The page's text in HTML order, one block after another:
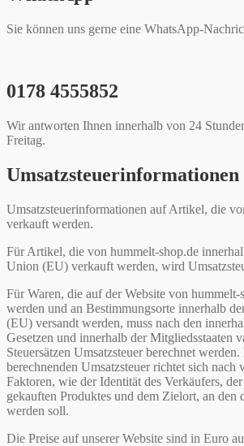
Sie können uns gerne eine WhatsApp-
0178 4555852
Wir antworten Ihnen innerhalb von 24
Freitag.
Umsatzsteuerinformationen
Umsatzsteuerinformationen auf Artikel, die
verkauft werden.
Für Artikel, die von hummelt-shop.de
Union (EU) verkauft werden, wird
Für Waren, die auf der Website von hummelt-
werden und an Bestimmungsorte innerhalb
(EU) versandt werden, muss nach den
Gesetzen und innerhalb der Mitgliedsstaaten
Steuersätzen Umsatzsteuer berechnet
berechnenden Umsatzsteuer richtet sich nach
Faktoren, wie der Identität des Verkäufers,
gekauften Produktes und dem Zielort, an den
werden soll.
Die Preise auf unserer Website sind in Euro